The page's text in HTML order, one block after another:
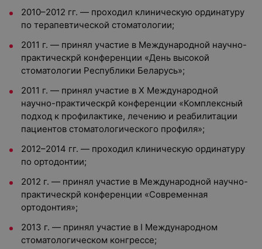
2010–2012 гг. — проходил клиническую ординатуру
по терапевтической стоматологии;
2011 г. — принял участие в Международной научно-
практическрй конференции «День высокой
стоматологии Республики Беларусь»;
2011 г. — принял участие в X Международной
научно-практическрй конференции «Комплексный
подход к профилактике, лечению и реабилитации
пациентов стоматологического профиля»;
2012–2014 гг. — проходил клиническую ординатуру
по ортодонтии;
2012 г. — принял участие в Международной научно-
практическрй конференции «Современная
ортодонтия»;
2013 г. — принял участие в I Международном
стоматологическом конгрессе;